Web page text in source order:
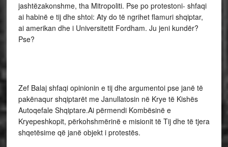
jashtëzakonshme, tha Mitropoliti. Pse po protestoni- shfaqi
ai habinë e tij dhe shtoi: Aty do të ngrihet flamuri shqiptar,
ai amerikan dhe i Universitetit Fordham. Ju jeni kundër?
Pse?
Zef Balaj shfaqi opinionin e tij dhe argumentoi pse janë të
pakënaqur shqiptarët me Janullatosin në Krye të Kishës
Autoqefale Shqiptare.Ai përmendi Kombësinë e
Kryepeshkopit, përkohshmërinë e misionit të Tij dhe të tjera
shqetësime që janë objekt i protestës.